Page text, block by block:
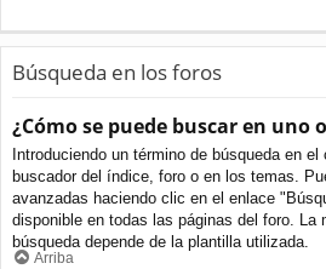
Búsqueda en los foros
¿Cómo se puede buscar en uno
Introduciendo un término de búsqueda en el
buscador del índice, foro o en los temas.
avanzadas haciendo clic en el enlace
disponible en todas las páginas del foro. La
búsqueda depende de la plantilla utilizada.
Arriba